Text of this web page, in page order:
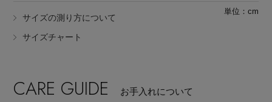
サイズの測り方について
サイズチャート
単位：cm
CARE GUIDE お手入れについて